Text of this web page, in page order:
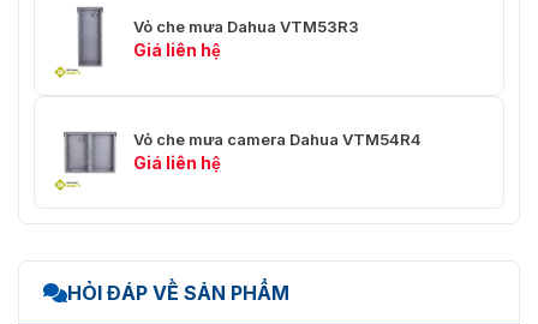
Vỏ che mưa Dahua VTM53R3
Giá liên hệ
Vỏ che mưa camera Dahua VTM54R4
Giá liên hệ
HỎI ĐÁP VỀ SẢN PHẨM